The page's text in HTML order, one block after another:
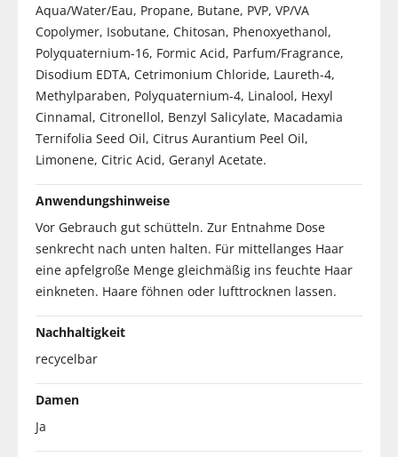
Aqua/Water/Eau, Propane, Butane, PVP, VP/VA
Copolymer, Isobutane, Chitosan, Phenoxyethanol,
Polyquaternium-16, Formic Acid, Parfum/Fragrance,
Disodium EDTA, Cetrimonium Chloride, Laureth-4,
Methylparaben, Polyquaternium-4, Linalool, Hexyl
Cinnamal, Citronellol, Benzyl Salicylate, Macadamia
Ternifolia Seed Oil, Citrus Aurantium Peel Oil,
Limonene, Citric Acid, Geranyl Acetate.
Anwendungshinweise
Vor Gebrauch gut schütteln. Zur Entnahme Dose
senkrecht nach unten halten. Für mittellanges Haar
eine apfelgroße Menge gleichmäßig ins feuchte Haar
einkneten. Haare föhnen oder lufttrocknen lassen.
Nachhaltigkeit
recycelbar
Damen
Ja